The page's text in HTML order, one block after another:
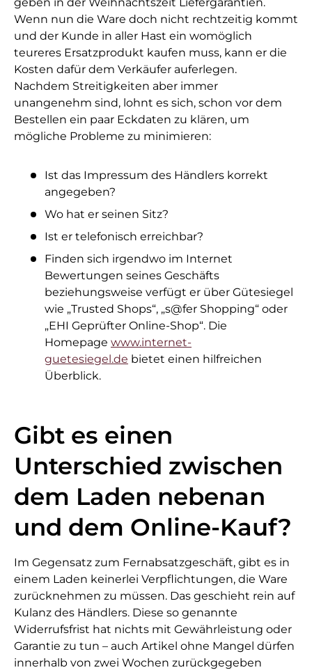
Wenn nun die Ware doch nicht rechtzeitig kommt
und der Kunde in aller Hast ein womöglich
teureres Ersatzprodukt kaufen muss, kann er die
Kosten dafür dem Verkäufer auferlegen.
Nachdem Streitigkeiten aber immer
unangenehm sind, lohnt es sich, schon vor dem
Bestellen ein paar Eckdaten zu klären, um
mögliche Probleme zu minimieren:
Ist das Impressum des Händlers korrekt
angegeben?
Wo hat er seinen Sitz?
Ist er telefonisch erreichbar?
Finden sich irgendwo im Internet
Bewertungen seines Geschäfts
beziehungsweise verfügt er über Gütesiegel
wie „Trusted Shops“, „s@fer Shopping“ oder
„EHI Geprüfter Online-Shop“. Die
Homepage www.internet-
guetesiegel.de bietet einen hilfreichen
Überblick.
Gibt es einen
Unterschied zwischen
dem Laden nebenan
und dem Online-Kauf?
Im Gegensatz zum Fernabsatzgeschäft, gibt es in
einem Laden keinerlei Verpflichtungen, die Ware
zurücknehmen zu müssen. Das geschieht rein auf
Kulanz des Händlers. Diese so genannte
Widerrufsfrist hat nichts mit Gewährleistung oder
Garantie zu tun – auch Artikel ohne Mangel dürfen
innerhalb von zwei Wochen zurückgegeben